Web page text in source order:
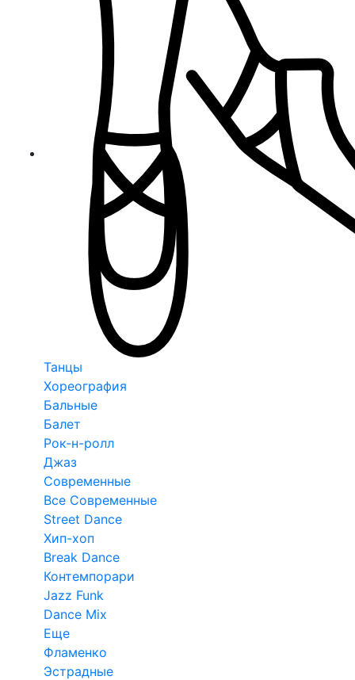
Танцы
Хореография
Бальные
Балет
Рок-н-ролл
Джаз
Современные
Все Современные
Street Dance
Хип-хоп
Break Dance
Контемпорари
Jazz Funk
Dance Mix
Еще
Фламенко
Эстрадные